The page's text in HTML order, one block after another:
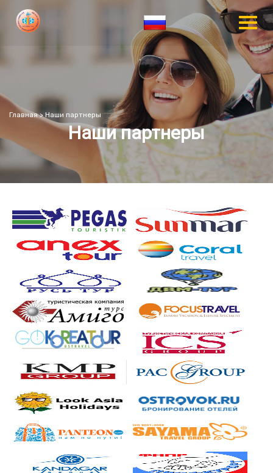
Главная>Наши партнеры
Наши партнеры